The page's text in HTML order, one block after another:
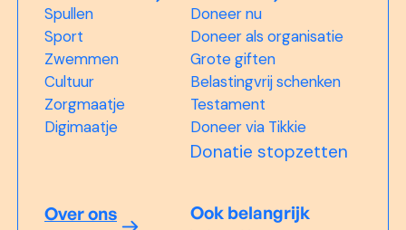
Spullen
Sport
Zwemmen
Cultuur
Zorgmaatje
Digimaatje
Doneer nu
Doneer als organisatie
Grote giften
Belastingvrij schenken
Testament
Doneer via Tikkie
Donatie stopzetten
Over ons Ook belangrijk